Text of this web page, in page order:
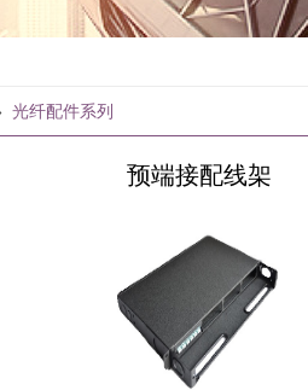
光纤配件系列
预端接配线架